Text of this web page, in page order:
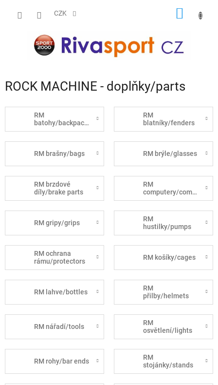
CZK
ROCK MACHINE - doplňky/parts
RM
batohy/backpacks
RM
blatníky/fenders
RM brašny/bags RM brýle/glasses
RM brzdové
díly/brake parts
RM
computery/computers
RM gripy/grips
RM
hustilky/pumps
RM ochrana
rámu/protectors
RM košíky/cages
RM lahve/bottles
RM
přilby/helmets
RM nářadí/tools
RM
osvětlení/lights
RM rohy/bar ends
RM
stojánky/stands